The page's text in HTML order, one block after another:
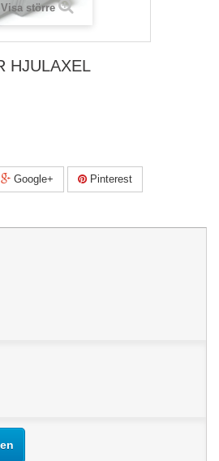
Visa större
HJULAXEL
Google+ Pinterest